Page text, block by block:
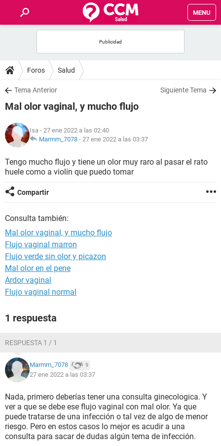
MENU
FOROS
SALUD
NUTRICIÓN
BIENESTAR
SEXUALIDAD
GLOSARIO
Foros Salud
Tema Anterior Siguiente Tema
Mal olor vaginal, y mucho flujo
Isa - 27 ene 2022 a las 02:40
Marmm_7078 - 27 ene 2022 a las 03:37
Tengo mucho flujo y tiene un olor muy raro al pasar el rato
huele como a violín que puedo tomar
Compartir
Consulta también:
Mal olor vaginal, y mucho flujo
Flujo vaginal marron
Flujo verde sin olor y picazon
Mal olor en el pene
Ardor vaginal
Flujo vaginal normal
1 respuesta
RESPUESTA 1 / 1
Marmm_7078 9
27 ene 2022 a las 03:37
Nada, primero deberías tener una consulta ginecologica. Y
ver a que se debe ese flujo vaginal con mal olor. Ya que
puede tratarse de una infección o tal vez de algo de menor
riesgo. Pero en estos casos lo mejor es acudir a una
consulta para sacar de dudas algún tema de infección.